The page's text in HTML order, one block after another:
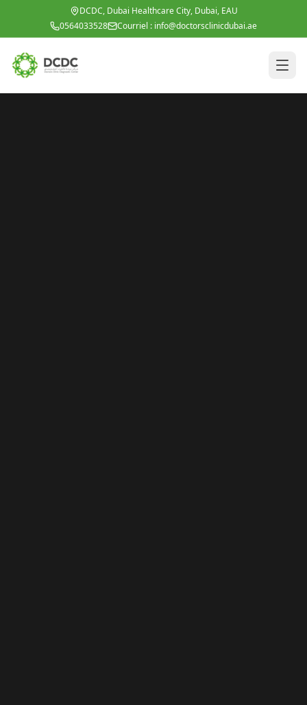
Aller au contenu principalDCDC, Dubai Healthcare City, Dubai, EAU
0564033528
Courriel : info@doctorsclinicdubai.ae